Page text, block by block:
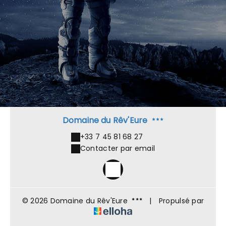
Domaine du Rêv'Eure
+33 7 45 81 68 27
Contacter par email
© 2026 Domaine du Rêv'Eure | Propulsé par